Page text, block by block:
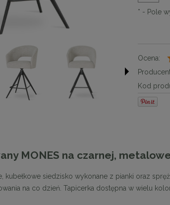
* - Pole
Ocena:
Kod
MONES na czarnej,
kubełkowe siedzisko wykonane z pianki oraz
na co dzień. Tapicerka dostępna w wielu